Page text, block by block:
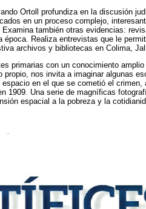
Ortoll profundiza en la discusión
en un proceso complejo,
también otras evidencias:
Realiza entrevistas que le
archivos y bibliotecas en Colima,
primarias con un conocimiento
nos invita a imaginar algunas
en el que se cometió el crimen,
1909. Una serie de magníficas
espacial a la pobreza y la